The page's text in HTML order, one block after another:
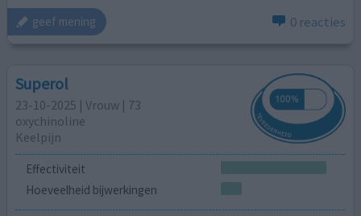
geef mening 0 reacties
Superol
23-10-2025 | Vrouw | 73
oxychinoline
Keelpijn
Effectiviteit
Hoeveelheid bijwerkingen